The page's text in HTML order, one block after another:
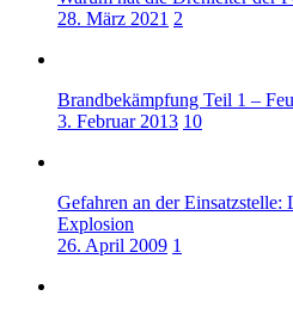
28. März 2021 2
Brandbekämpfung Teil 1 –
3. Februar 2013 10
Gefahren an der Einsatzstelle:
Explosion
26. April 2009 1